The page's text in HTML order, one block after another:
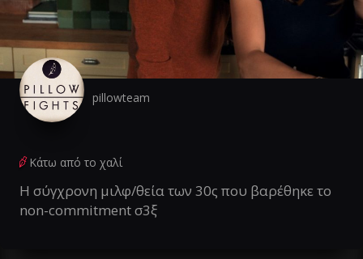
pillowteam
Κάτω από το χαλί
Η σύγχρονη μιλφ/θεία των 30ς που βαρέθηκε το
non-commitment σ3ξ